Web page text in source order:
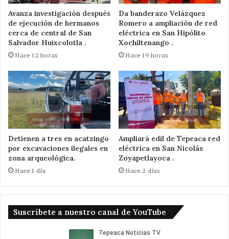
Avanza investigación después
de ejecución de hermanos
cerca de central de San
Salvador Huixcolotla .
Hace 12 horas
Da banderazo Velázquez
Romero a ampliación de red
eléctrica en San Hipólito
Xochiltenango .
Hace 19 horas
Detienen a tres en acatzingo
por excavaciones ilegales en
zona arqueológica.
Hace 1 día
Ampliará edil de Tepeaca red
eléctrica en San Nicolás
Zoyapetlayoca .
Hace 2 días
Suscribete a nuestro canal de YouTube